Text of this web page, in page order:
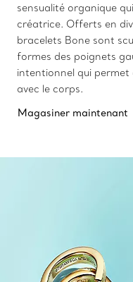
sensualité organique
créatrice. Offerts en
bracelets Bone sont
formes des poignets
intentionnel qui permet
avec le corps.
Magasiner maintenant